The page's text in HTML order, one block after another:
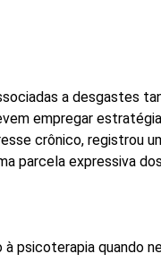
a desgastes
empregar
crônico,
parcela expressiva
psicoterapia quando